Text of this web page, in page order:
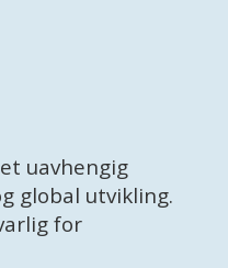
uavhengig
global utvikling.
for